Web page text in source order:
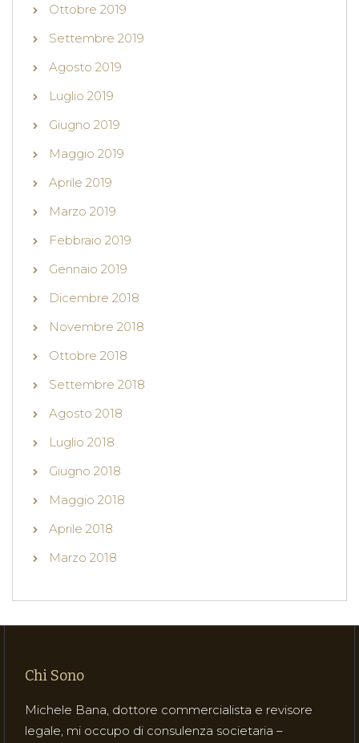
Ottobre 2019
Settembre 2019
Agosto 2019
Luglio 2019
Giugno 2019
Maggio 2019
Aprile 2019
Marzo 2019
Febbraio 2019
Gennaio 2019
Dicembre 2018
Novembre 2018
Ottobre 2018
Settembre 2018
Agosto 2018
Luglio 2018
Giugno 2018
Maggio 2018
Aprile 2018
Marzo 2018
Chi Sono
Michele Bana, dottore commercialista e revisore
legale, mi occupo di consulenza societaria –